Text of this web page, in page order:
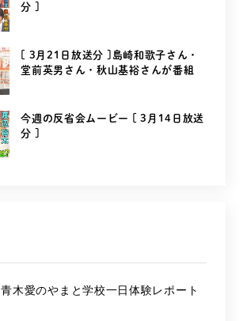
分 ]
[ 3月21日放送分 ]島崎和歌子さん・
堂前英男さん・秋山基裕さんが番組
今週の反省会ムービー [ 3月14日放送
分 ]
青木愛のやまと学校一日体験レポート